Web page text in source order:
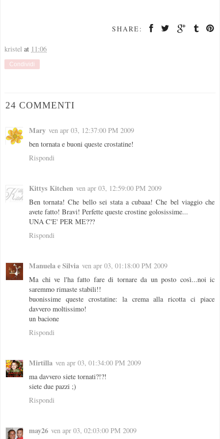
SHARE:
kristel at 11:06
Condividi
24 COMMENTI
Mary ven apr 03, 12:37:00 PM 2009
ben tornata e buoni queste crostatine!
Rispondi
Kittys Kitchen ven apr 03, 12:59:00 PM 2009
Ben tornata! Che bello sei stata a cubaaa! Che bel viaggio che
avete fatto! Bravi! Perfette queste crostine golosissime...
UNA C'E' PER ME???
Rispondi
Manuela e Silvia ven apr 03, 01:18:00 PM 2009
Ma chi ve l'ha fatto fare di tornare da un posto così...noi ic
saremmo rimaste stabili!!
buonissime queste crostatine: la crema alla ricotta ci piace
davvero moltissimo!
un bacione
Rispondi
Mirtilla ven apr 03, 01:34:00 PM 2009
ma davvero siete tornati?!?!
siete due pazzi ;)
Rispondi
may26 ven apr 03, 02:03:00 PM 2009